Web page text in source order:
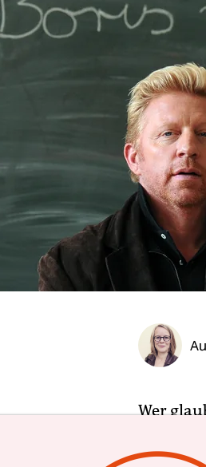
nord
fragen & hilfe
unterstützen
Wer